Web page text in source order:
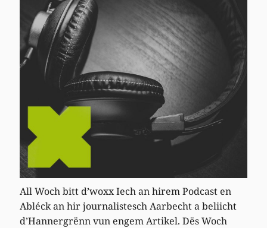
All Woch bitt d’woxx Iech an hirem Podcast en
Abléck an hir journalistesch Aarbecht a beliicht
d’Hannergrënn vun engem Artikel. Dës Woch